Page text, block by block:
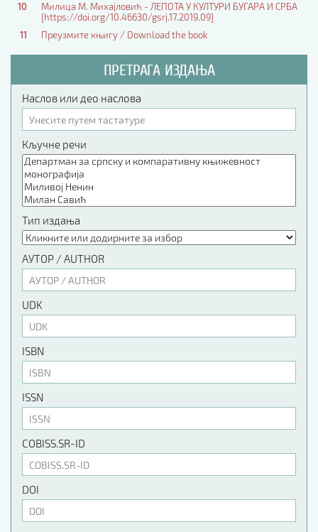
10
Милица М. Михајловић - ЛЕПОТА У КУЛТУРИ БУГАРА И СРБА
[https://doi.org/10.46630/gsrj.17.2019.09]
11
Преузмите књигу / Download the book
ПРЕТРАГА ИЗДАЊА
Наслов или део наслова
Кључне речи
Тип издања
АУТОР / AUTHOR
UDK
ISBN
ISSN
COBISS.SR-ID
DOI